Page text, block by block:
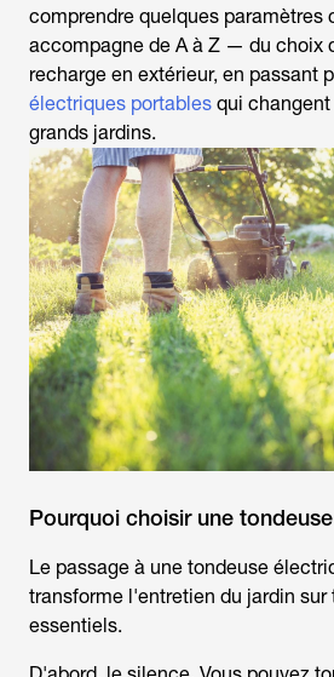
comprendre quelques paramètres
accompagne de A à Z — du choix
recharge en extérieur, en passant
électriques portables qui
grands jardins.
Pourquoi choisir une
Le passage à une tondeuse
transforme l'entretien du jardin sur
essentiels.